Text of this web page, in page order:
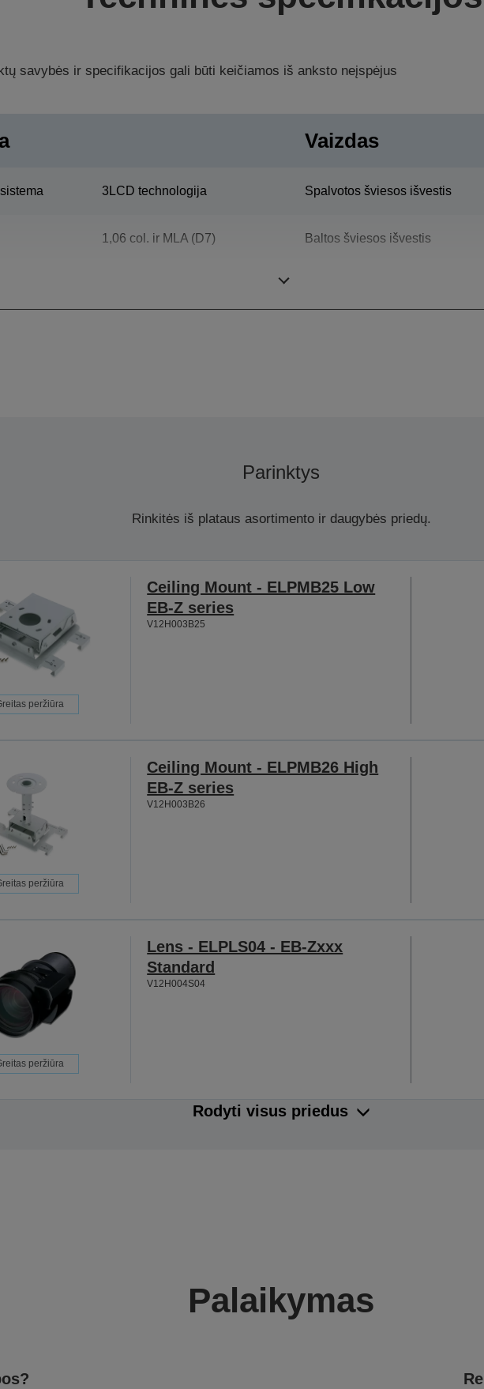
savybės ir specifikacijos gali būti keičiamos iš anksto neįspėjus
3LCD technologija
1,06 col. ir MLA (D7)
Vaizdas
Spalvotos šviesos išvestis
Baltos šviesos išvestis
Parinktys
Rinkitės iš plataus asortimento ir daugybės priedų.
peržiūra
Ceiling Mount - ELPMB25 Low
EB-Z series
V12H003B25
peržiūra
Ceiling Mount - ELPMB26 High
EB-Z series
V12H003B26
peržiūra
Lens - ELPLS04 - EB-Zxxx
Standard
V12H004S04
Rodyti visus priedus
Palaikymas